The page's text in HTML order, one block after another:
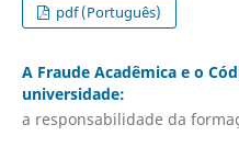
pdf (Português)
A Fraude Acadêmica e o
universidade:
a responsabilidade da